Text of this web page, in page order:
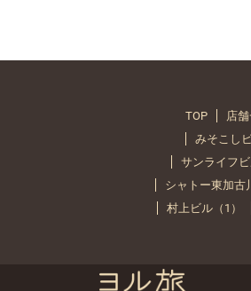
TOP 店
みそこし
サンライフビ
シャトー東加古
村上ビル（1）